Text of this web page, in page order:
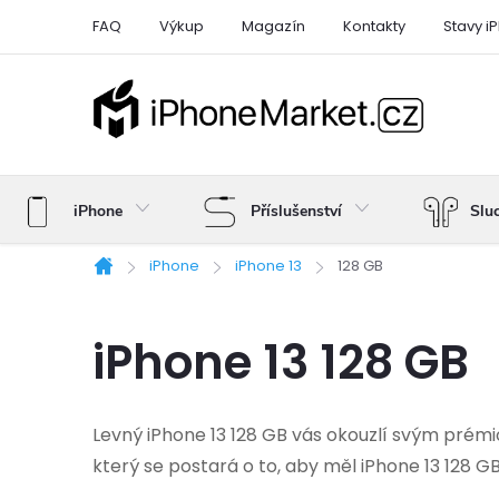
FAQ Výkup Magazín Kontakty Stavy
iPhone Příslušenství
Domů
iPhone iPhone 13 128 GB
iPhone 13 128 GB
Levný iPhone 13 128 GB vás okouzlí svým
který se postará o to, aby měl iPhone 13 128